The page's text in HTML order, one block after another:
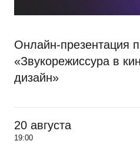
Онлайн-презентация
«Звукорежиссура в
дизайн»
20 августа
19:00